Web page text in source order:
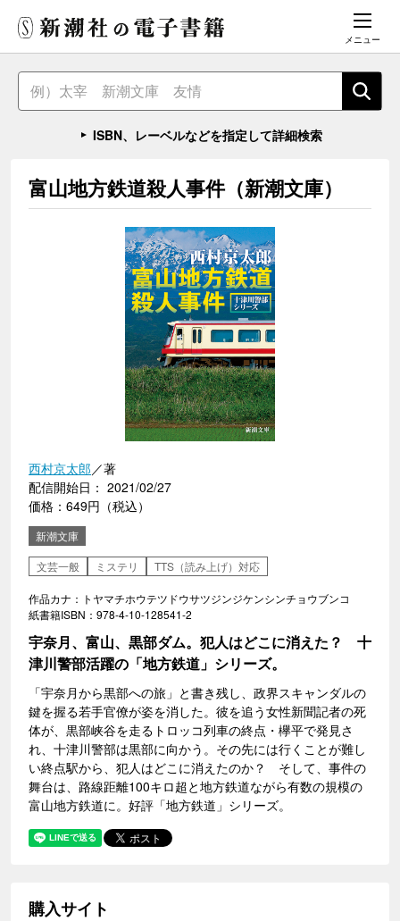
メニュー
ISBN、レーベルなどを指定して詳細検索
富山地方鉄道殺人事件（新潮文庫）
西村京太郎／著
配信開始日： 2021/02/27
価格：649円（税込）
新潮文庫
文芸一般
ミステリ TTS（読み上げ）対応
作品カナ：トヤマチホウテツドウサツジンジケンシンチョウブンコ
紙書籍ISBN：978-4-10-128541-2
宇奈月、富山、黒部ダム。犯人はどこに消えた？ 十
津川警部活躍の「地方鉄道」シリーズ。
「宇奈月から黒部への旅」と書き残し、政界スキャンダルの
鍵を握る若手官僚が姿を消した。彼を追う女性新聞記者の死
体が、黒部峡谷を走るトロッコ列車の終点・欅平で発見さ
れ、十津川警部は黒部に向かう。その先には行くことが難し
い終点駅から、犯人はどこに消えたのか？ そして、事件の
舞台は、路線距離100キロ超と地方鉄道ながら有数の規模の
富山地方鉄道に。好評「地方鉄道」シリーズ。
購入サイト